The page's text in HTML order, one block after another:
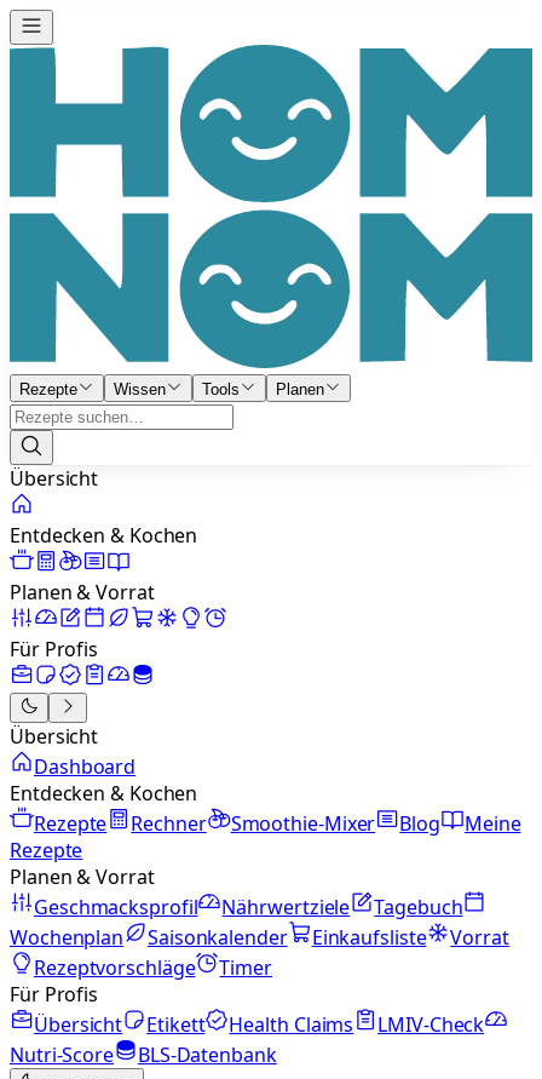
Rezepte Wissen Tools Planen
Übersicht
Entdecken & Kochen
Planen & Vorrat
Für Profis
Übersicht
Dashboard
Entdecken & Kochen
Rezepte
Rechner Smoothie-Mixer Blog
Meine
Rezepte
Planen & Vorrat
Geschmacksprofil
Nährwertziele
Tagebuch
Wochenplan
Saisonkalender Einkaufsliste
Vorrat
Rezeptvorschläge
Timer
Für Profis
Übersicht
Etikett Health Claims
LMIV-Check
Nutri-Score
BLS-Datenbank